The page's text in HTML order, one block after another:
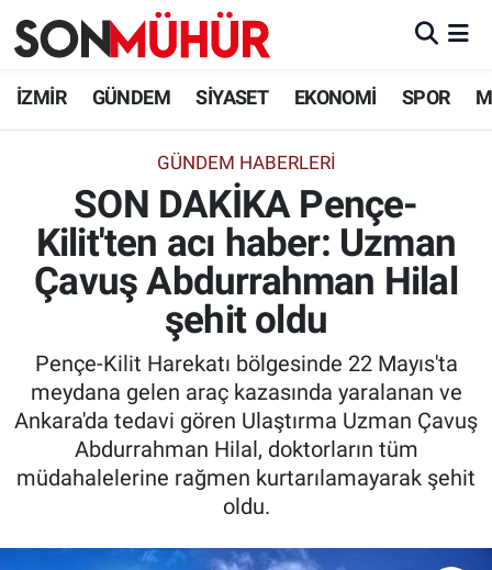
İZMİR GÜNDEM SİYASET EKONOMİ SPOR
GÜNDEM HABERLERI
SON DAKİKA Pençe-
Kilit'ten acı haber: Uzman
Çavuş Abdurrahman Hilal
şehit oldu
Pençe-Kilit Harekatı bölgesinde 22 Mayıs'ta
meydana gelen araç kazasında yaralanan ve
Ankara'da tedavi gören Ulaştırma Uzman Çavuş
Abdurrahman Hilal, doktorların tüm
müdahalelerine rağmen kurtarılamayarak şehit
oldu.
İzmir Nöbetçi Eczaneler
İzmir Namaz Vakitleri
İzmir Trafik Yoğunluk Haritası
Süper Lig Puan Durumu ve Fikstür
Tüm Manşetler
Son Dakika Haberleri
Haber Arşivi